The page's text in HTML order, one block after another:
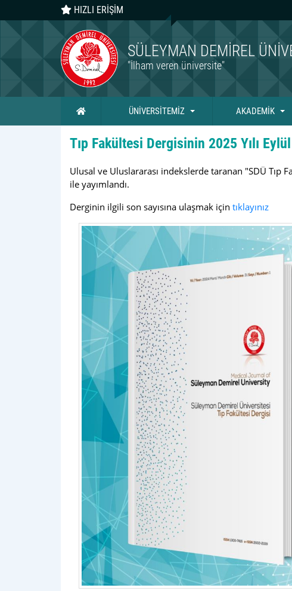
HIZLI ERİŞİM
SÜLEYMAN DEMIREL
"İlham veren üniversite"
Ana Sayfa ÜNİVERSİTEMİZ AKADEMİK
Tıp Fakültesi Dergisinin 2025 Yılı Eylül
Ulusal ve Uluslararası indekslerde taranan "SDÜ Tıp
ile yayımlandı.
Derginin ilgili son sayısına ulaşmak için tıklayınız